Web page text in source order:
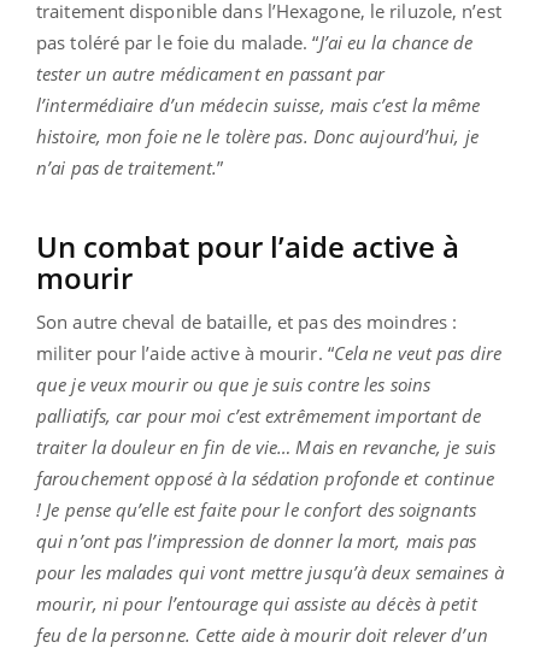
traitement disponible dans l’Hexagone, le riluzole, n’est
pas toléré par le foie du malade. “J’ai eu la chance de
tester un autre médicament en passant par
l’intermédiaire d’un médecin suisse, mais c’est la même
histoire, mon foie ne le tolère pas. Donc aujourd’hui, je
n’ai pas de traitement.”
Un combat pour l’aide active à
mourir
Son autre cheval de bataille, et pas des moindres :
militer pour l’aide active à mourir. “Cela ne veut pas dire
que je veux mourir ou que je suis contre les soins
palliatifs, car pour moi c’est extrêmement important de
traiter la douleur en fin de vie… Mais en revanche, je suis
farouchement opposé à la sédation profonde et continue
! Je pense qu’elle est faite pour le confort des soignants
qui n’ont pas l’impression de donner la mort, mais pas
pour les malades qui vont mettre jusqu’à deux semaines à
mourir, ni pour l’entourage qui assiste au décès à petit
feu de la personne. Cette aide à mourir doit relever d’un